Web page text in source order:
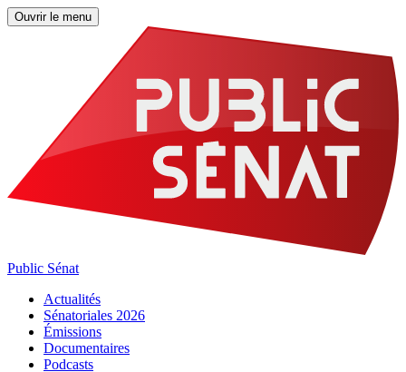
Ouvrir le menu
Public Sénat
Actualités
Sénatoriales 2026
Émissions
Documentaires
Podcasts